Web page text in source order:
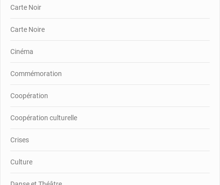
Carte Noir
Carte Noire
Cinéma
Commémoration
Coopération
Coopération culturelle
Crises
Culture